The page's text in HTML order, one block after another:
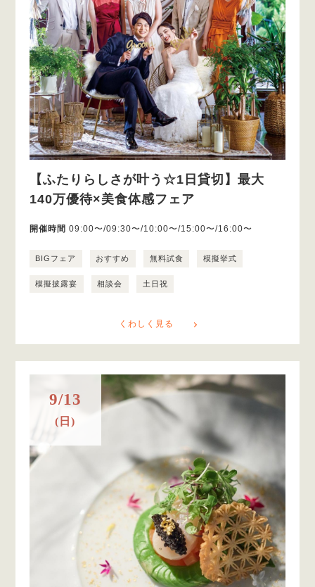
【ふたりらしさが叶う☆1日貸切】最大
140万優待×美食体感フェア
開催時間 09:00〜/09:30〜/10:00〜/15:00〜/16:00〜
BIGフェア おすすめ 無料試食 模擬挙式
模擬披露宴 相談会 土日祝
くわしく見る
9/13
(日)